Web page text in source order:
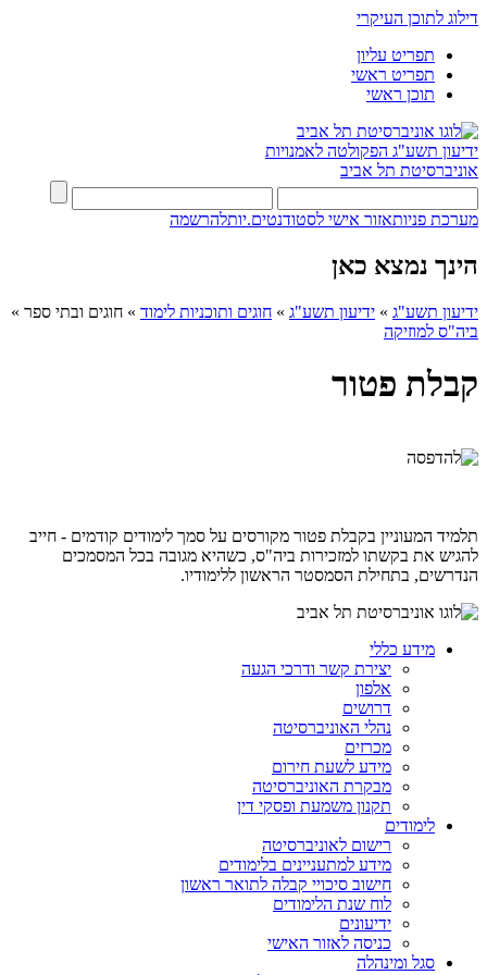
דילוג לתוכן העיקרי
תפריט עליון
תפריט ראשי
תוכן ראשי
ידיעון תשע"ג הפקולטה לאמנויות
אוניברסיטת תל אביב
מערכת פניותאזור אישי לסטודנטים.יותלהרשמה
הינך נמצא כאן
ידיעון תשע"ג » ידיעון תשע"ג » חוגים ותוכניות לימוד » חוגים ובתי ספר »
ביה"ס למוזיקה
קבלת פטור
תלמיד המעוניין בקבלת פטור מקורסים על סמך לימודים קודמים - חייב
להגיש את בקשתו למזכירות ביה"ס, כשהיא מגובה בכל המסמכים
הנדרשים, בתחילת הסמסטר הראשון ללימודיו.
מידע כללי
יצירת קשר ודרכי הגעה
אלפון
דרושים
נהלי האוניברסיטה
מכרזים
מידע לשעת חירום
מבקרת האוניברסיטה
תקנון משמעת ופסקי דין
לימודים
רישום לאוניברסיטה
מידע למתעניינים בלימודים
חישוב סיכויי קבלה לתואר ראשון
לוח שנת הלימודים
ידיעונים
כניסה לאזור האישי
סגל ומינהלה